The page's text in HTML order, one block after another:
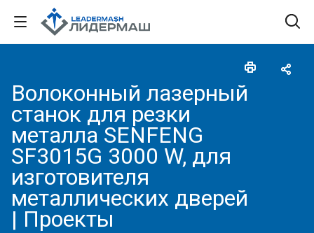
Волоконный лазерный
станок для резки
металла SENFENG
SF3015G 3000 W, для
изготовителя
металлических дверей
| Проекты